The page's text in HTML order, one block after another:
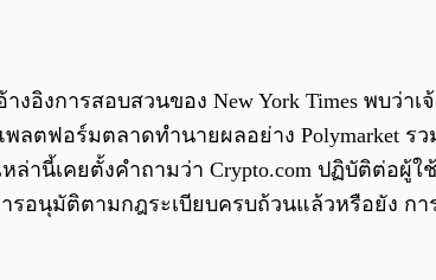
างอิงการสอบสวนของ New York Times พบ
ตฟอร์มตลาดทำนายผลอย่าง Polymarket รว
นี้เคยตั้งคำถามว่า Crypto.com ปฏิบัติต่อผู้ใ
รอนุมัติตามกฎระเบียบครบถ้วนแล้วหรือยัง ก